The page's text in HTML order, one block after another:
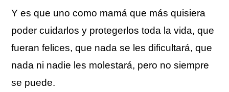
Y es que uno como mamá que más quisiera
poder cuidarlos y protegerlos toda la vida, que
fueran felices, que nada se les dificultará, que
nada ni nadie les molestará, pero no siempre
se puede.